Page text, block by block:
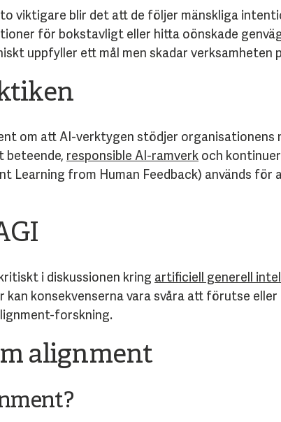
viktigare blir det att de följer mänskliga
för bokstavligt eller hitta oönskade
uppfyller ett mål men skadar verksamheten
om att AI-verktygen stödjer organisationens
beteende, responsible AI-ramverk och
Learning from Human Feedback) används
i diskussionen kring artificiell generell
kan konsekvenserna vara svåra att förutse
forskning.
alignment